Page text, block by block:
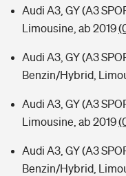
Audi A3, GY (A3
Limousine, ab 2019
Audi A3, GY (A3
Benzin/Hybrid,
Audi A3, GY (A3
Limousine, ab 2019
Audi A3, GY (A3
Benzin/Hybrid,